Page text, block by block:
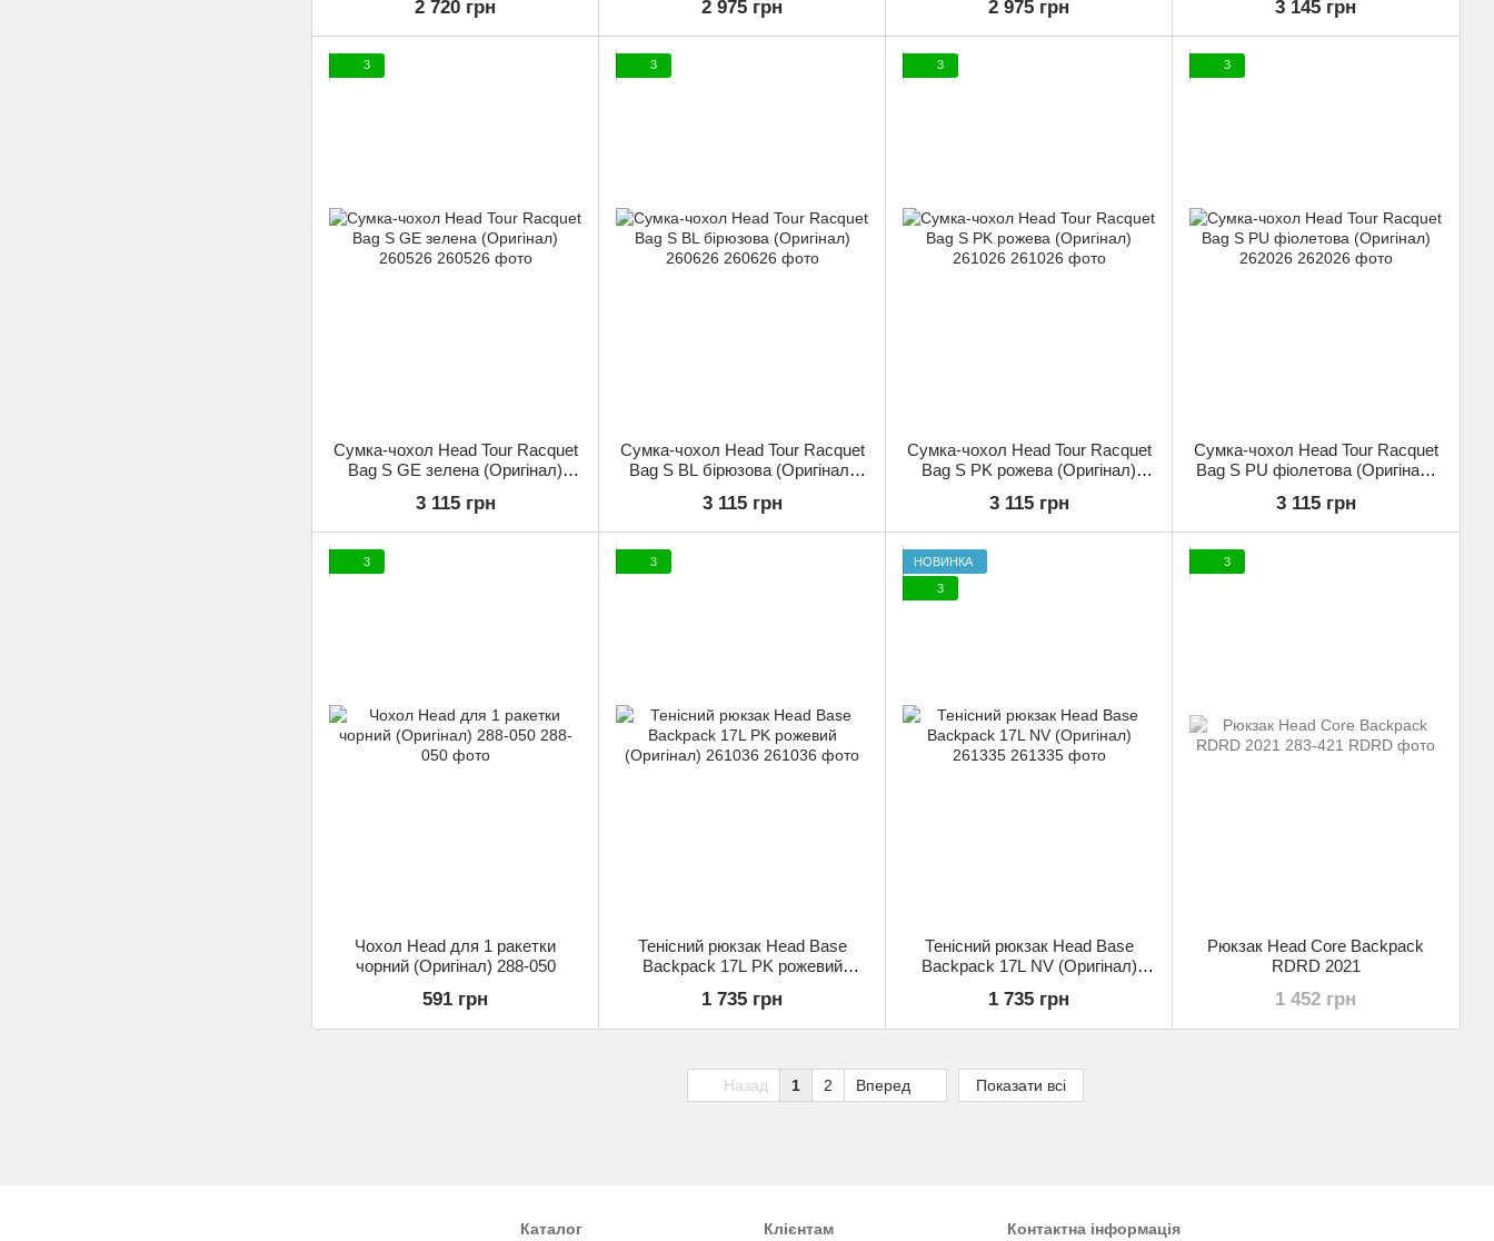
2 720 грн 2 975 грн 2 975 грн 3 145 грн
3
Сумка-чохол Head Tour Racquet
Bag S GE зелена (Оригінал)
3 115 грн
3
Сумка-чохол Head Tour Racquet
Bag S BL бірюзова (Оригінал)
3 115 грн
3
Сумка-чохол Head Tour Racquet
Bag S PK рожева (Оригінал)
3 115 грн
3
Сумка-чохол Head Tour Racquet
Bag S PU фіолетова (Оригінал)
3 115 грн
3
Чохол Head для 1 ракетки
чорний (Оригінал) 288-050
591 грн
3
Тенісний рюкзак Head Base
Backpack 17L PK рожевий
1 735 грн
НОВИНКА
3
Тенісний рюкзак Head Base
Backpack 17L NV (Оригінал)
1 735 грн
3
Рюкзак Head Core Backpack
RDRD 2021
1 452 грн
Назад 1 2 Вперед Показати всі
Каталог Клієнтам Контактна інформація